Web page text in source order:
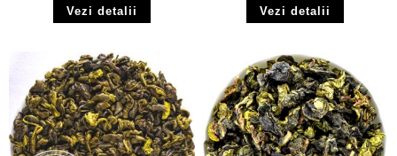
Vezi detalii Vezi detalii